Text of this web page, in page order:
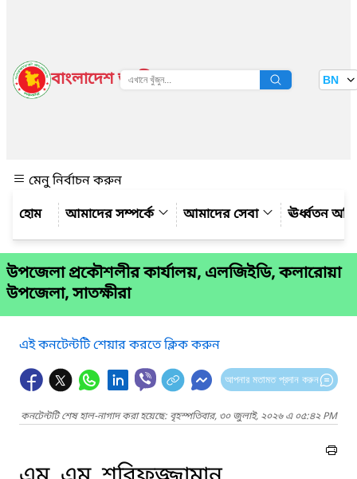
বাংলাদেশ জাতীয় তথ্য বাতায়ন BN
মেনু নির্বাচন করুন
আমাদের সম্পর্কে
আমাদের সেবা ঊর্ধ্বতন
উপজেলা প্রকৌশলীর কার্যালয়, এলজিইডি, কলারোয়া
উপজেলা, সাতক্ষীরা
এই কনটেন্টটি শেয়ার করতে ক্লিক করুন
আপনার মতামত প্রদান করুন
কনটেন্টটি শেষ হাল-নাগাদ করা হয়েছে: বৃহস্পতিবার, ৩০ জুলাই, ২০২৬ এ ০৫:৪২ PM